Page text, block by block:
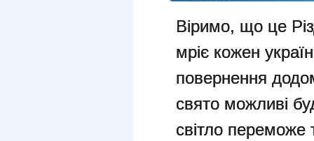
Віримо, що це
мріє кожен
повернення
свято можливі
світло переможе